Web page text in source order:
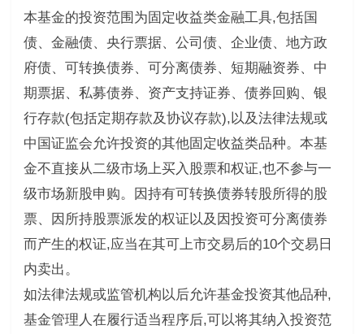
本基金的投资范围为固定收益类金融工具,包括国
债、金融债、央行票据、公司债、企业债、地方政
府债、可转换债券、可分离债券、短期融资券、中
期票据、私募债券、资产支持证券、债券回购、银
行存款(包括定期存款及协议存款),以及法律法规或
中国证监会允许投资的其他固定收益类品种。本基
金不直接从二级市场上买入股票和权证,也不参与一
级市场新股申购。因持有可转换债券转股所得的股
票、因所持股票派发的权证以及因投资可分离债券
而产生的权证,应当在其可上市交易后的10个交易日
内卖出。
如法律法规或监管机构以后允许基金投资其他品种,
基金管理人在履行适当程序后,可以将其纳入投资范